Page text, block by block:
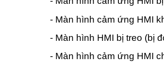
- Màn hình cảm ứng HMI
- Màn hình HMI bị treo (bị
- Màn hình cảm ứng HMI